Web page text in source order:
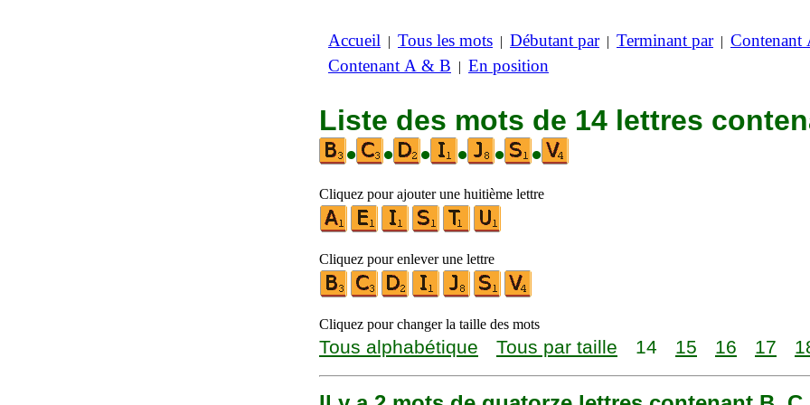
Accueil | Tous les mots | Débutant par| Terminant par| Contenant
Contenant A & B | En position
Liste des mots de 14 lettres
•
• • • • •
Cliquez pour ajouter une huitième lettre
Cliquez pour enlever une lettre
Cliquez pour changer la taille des mots
Tous alphabétique Tous par taille 14 15 16 17